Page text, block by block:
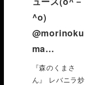
^o)
@morinoku
ma…
『森のくまさ
ん』 レバニラ炒